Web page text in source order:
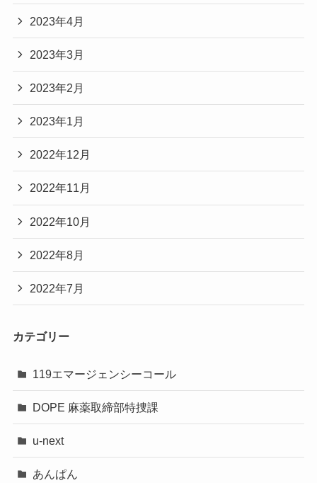
2023年4月
2023年3月
2023年2月
2023年1月
2022年12月
2022年11月
2022年10月
2022年8月
2022年7月
カテゴリー
119エマージェンシーコール
DOPE 麻薬取締部特捜課
u-next
あんぱん